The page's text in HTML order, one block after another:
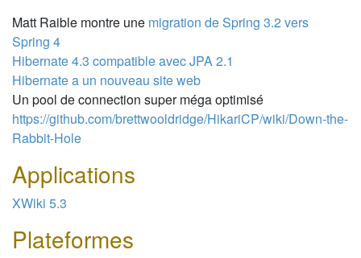
Matt Raible montre une migration de Spring 3.2 vers
Spring 4
Hibernate 4.3 compatible avec JPA 2.1
Hibernate a un nouveau site web
Un pool de connection super méga optimisé
https://github.com/brettwooldridge/HikariCP/wiki/Down-the-
Rabbit-Hole
Applications
XWiki 5.3
Plateformes